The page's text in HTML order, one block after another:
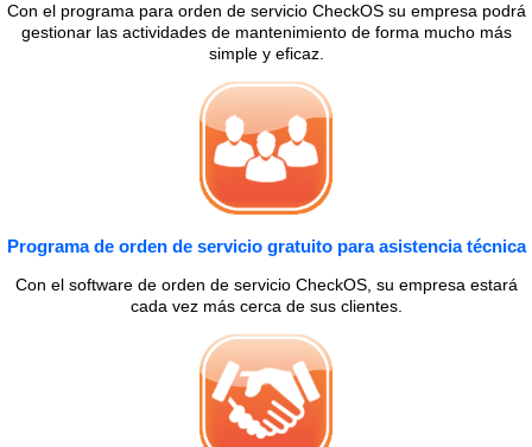
Con el programa para orden de servicio CheckOS su empresa podrá
gestionar las actividades de mantenimiento de forma mucho más
simple y eficaz.
Programa de orden de servicio gratuito para asistencia técnica
Con el software de orden de servicio CheckOS, su empresa estará
cada vez más cerca de sus clientes.